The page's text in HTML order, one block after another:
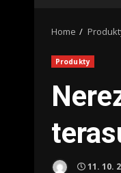
Home
Produkty
11. 10.